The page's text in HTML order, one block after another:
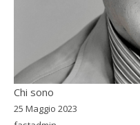
Chi sono
25 Maggio 2023